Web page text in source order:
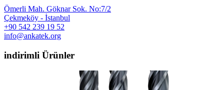
Ömerli Mah. Göknar Sok. No:7/2
Çekmeköy - İstanbul
+90 542 239 19 52
info@ankatek.org
indirimli Ürünler